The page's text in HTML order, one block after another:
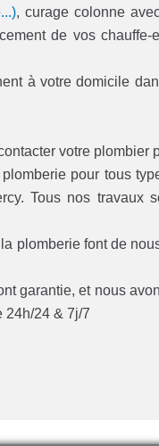
, curage colonne
de vos
à votre domicile
votre plombier
pour tous
Tous nos travaux
plomberie font de
garantie, et nous
24h/24 & 7j/7